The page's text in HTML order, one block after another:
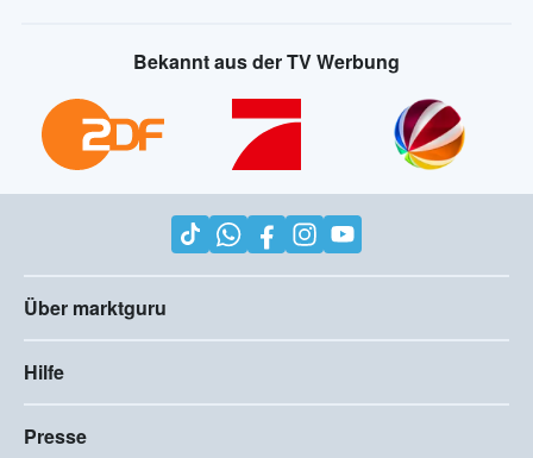
Bekannt aus der TV Werbung
Über marktguru
Hilfe
Presse